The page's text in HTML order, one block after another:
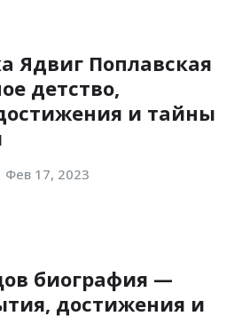
Ядвиг Поплавская
детство,
и тайны
Фев 17, 2023
биография —
достижения и